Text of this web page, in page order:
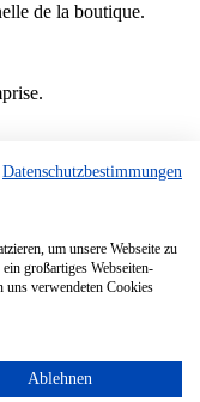
de la boutique.
erhöhen, der
anderen Websites
Datenschutzbestimmungen
um unsere Webseite zu
großartiges Webseiten-
uns verwendeten Cookies
Ablehnen